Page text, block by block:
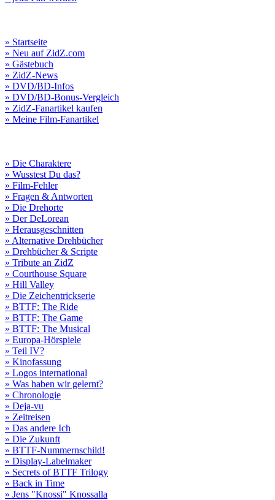
» Startseite
» Neu auf ZidZ.com
» Gästebuch
» ZidZ-News
» DVD/BD-Infos
» DVD/BD-Bonus-Vergleich
» ZidZ-Fanartikel kaufen
» Meine Film-Fanartikel
» Die Charaktere
» Wusstest Du das?
» Film-Fehler
» Fragen & Antworten
» Die Drehorte
» Der DeLorean
» Herausgeschnitten
» Alternative Drehbücher
» Drehbücher & Scripte
» Tribute an ZidZ
» Courthouse Square
» Hill Valley
» Die Zeichentrickserie
» BTTF: The Ride
» BTTF: The Game
» BTTF: The Musical
» Europa-Hörspiele
» Teil IV?
» Kinofassung
» Logos international
» Was haben wir gelernt?
» Chronologie
» Deja-vu
» Zeitreisen
» Das andere Ich
» Die Zukunft
» BTTF-Nummernschild!
» Display-Labelmaker
» Secrets of BTTF Trilogy
» Back in Time
» Jens "Knossi" Knossalla